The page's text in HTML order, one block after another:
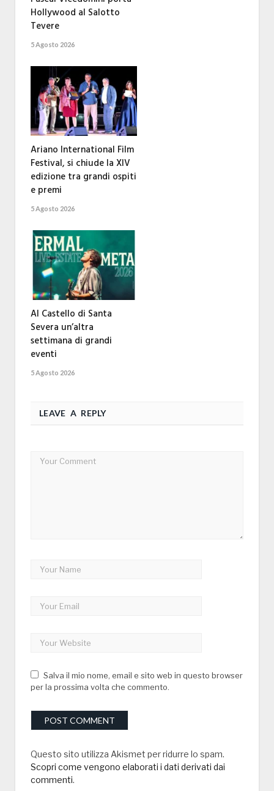
Hollywood al Salotto
Tevere
5 Agosto 2026
Ariano International Film
Festival, si chiude la XIV
edizione tra grandi ospiti
e premi
5 Agosto 2026
Al Castello di Santa
Severa un’altra
settimana di grandi
eventi
5 Agosto 2026
LEAVE A REPLY
Salva il mio nome, email e sito web in questo browser
per la prossima volta che commento.
Questo sito utilizza Akismet per ridurre lo spam.
Scopri come vengono elaborati i dati derivati dai
commenti.